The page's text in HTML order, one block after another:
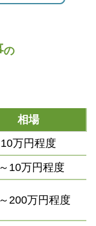
の
相場
10万円程度
10万円程度
200万円程度